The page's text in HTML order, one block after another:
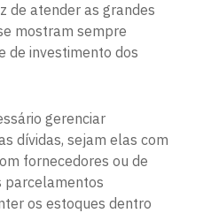
de atender as grandes
mostram sempre
de investimento dos
gerenciar
dívidas, sejam elas com
fornecedores ou de
parcelamentos
os estoques dentro